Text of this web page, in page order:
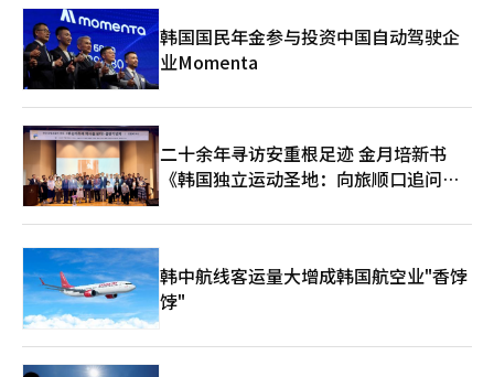
过渲染“政治无用论”，打击民众的政治参与热情，间接削弱民主
制度的活力，甚至可能干扰选举氛围，从严格意义上来说是一种变
相的内政干涉。不管最终的选举结果如何，这都是韩国民众做出的
选择，应当予以尊重。部分消极言论可能被听者有心的韩国媒体捕
捉，放大炒作为“中国网民干涉韩国选举”的证据，损害两国关
系，甚至上升到外交纠纷的高度。 在大选这一敏感时期，在韩外
国人出于好奇关注选举无可厚非，但应了解相关法律规定，避免在
公共场合发表个人政治观点，必要时可留意各国驻韩国大使馆发布
的安全提醒，避开选举“雷区”，以冷静、谨慎的态度观察选举进
程，避免因无意行为引发不必要的误解或法律风险。
韩国国民年金参与投资中国自动驾驶企
业Momenta
二十余年寻访安重根足迹 金月培新书
《韩国独立运动圣地：向旅顺口追问历
韩中航线客运量大增成韩国航空业"香饽
饽"